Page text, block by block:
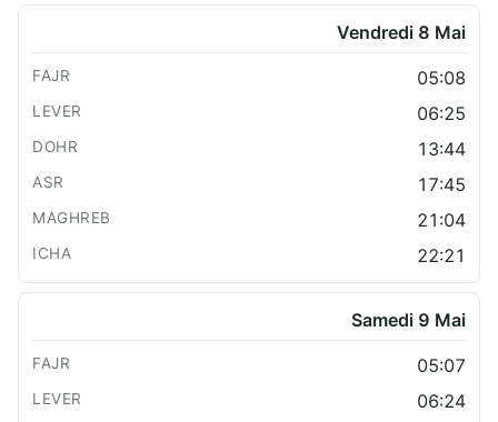
Vendredi 8 Mai
05:08
06:25
13:44
17:45
21:04
22:21
Samedi 9 Mai
05:07
06:24